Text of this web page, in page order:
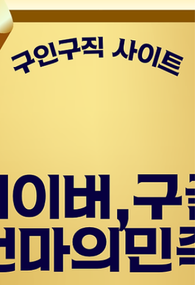
약제 운영 선호 당일 정산 여부 확인 “짧은 시간 효
율”을 가장 중요하게 보는 유형입니다. 홍대 스웨
시알바 3️⃣ 분위기를 중요하게 보는 사람 홍대는 강
남과는 또 다른 자유로운 분위기가 있습니다.예를
들어 강남 지역이 객단가 중심·고급 이